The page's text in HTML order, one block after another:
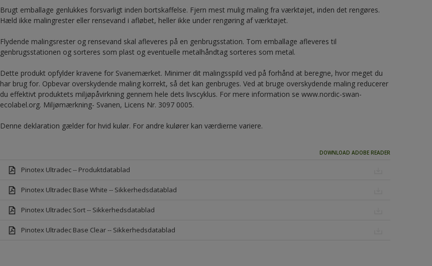
Brugt emballage genlukkes forsvarligt inden bortskaffelse. Fjern mest mulig maling fra værktøjet, inden det rengøres.
Hæld ikke malingrester eller rensevand i afløbet, heller ikke under rengøring af værktøjet.
Flydende malingsrester og rensevand skal afleveres på en genbrugsstation. Tom emballage afleveres til
genbrugsstationen og sorteres som plast og eventuelle metalhåndtag sorteres som metal.
Dette produkt opfylder kravene for Svanemærket. Minimer dit malingsspild ved på forhånd at beregne, hvor meget du
har brug for. Opbevar overskydende maling korrekt, så det kan genbruges. Ved at bruge overskydende maling reducerer
du effektivt produktets miljøpåvirkning gennem hele dets livscyklus. For mere information se www.nordic-swan-
ecolabel.org. Miljømærkning- Svanen, Licens Nr. 3097 0005.
Denne deklaration gælder for hvid kulør. For andre kulører kan værdierne variere.
DOWNLOAD ADOBE READER
Pinotex Ultradec -- Produktdatablad
Pinotex Ultradec Base White -- Sikkerhedsdatablad
Pinotex Ultradec Sort -- Sikkerhedsdatablad
Pinotex Ultradec Base Clear -- Sikkerhedsdatablad